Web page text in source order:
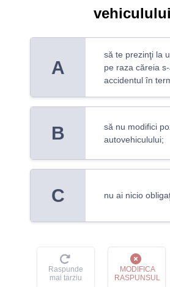
A
să te prezinţi la
pe raza căreia
accidentul în
B
să nu modifici
autovehiculului;
C nu ai nicio
Raspunde
mai tarziu
MODIFICA
RASPUNSUL